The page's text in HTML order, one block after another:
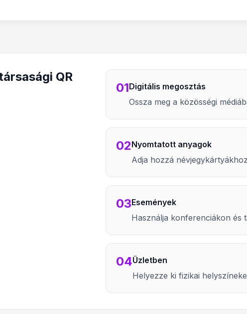
QR
01Digitális megosztás
Ossza meg a közösségi
02Nyomtatott anyagok
Adja hozzá
03Események
Használja konferenciákon és
04Üzletben
Helyezze ki fizikai